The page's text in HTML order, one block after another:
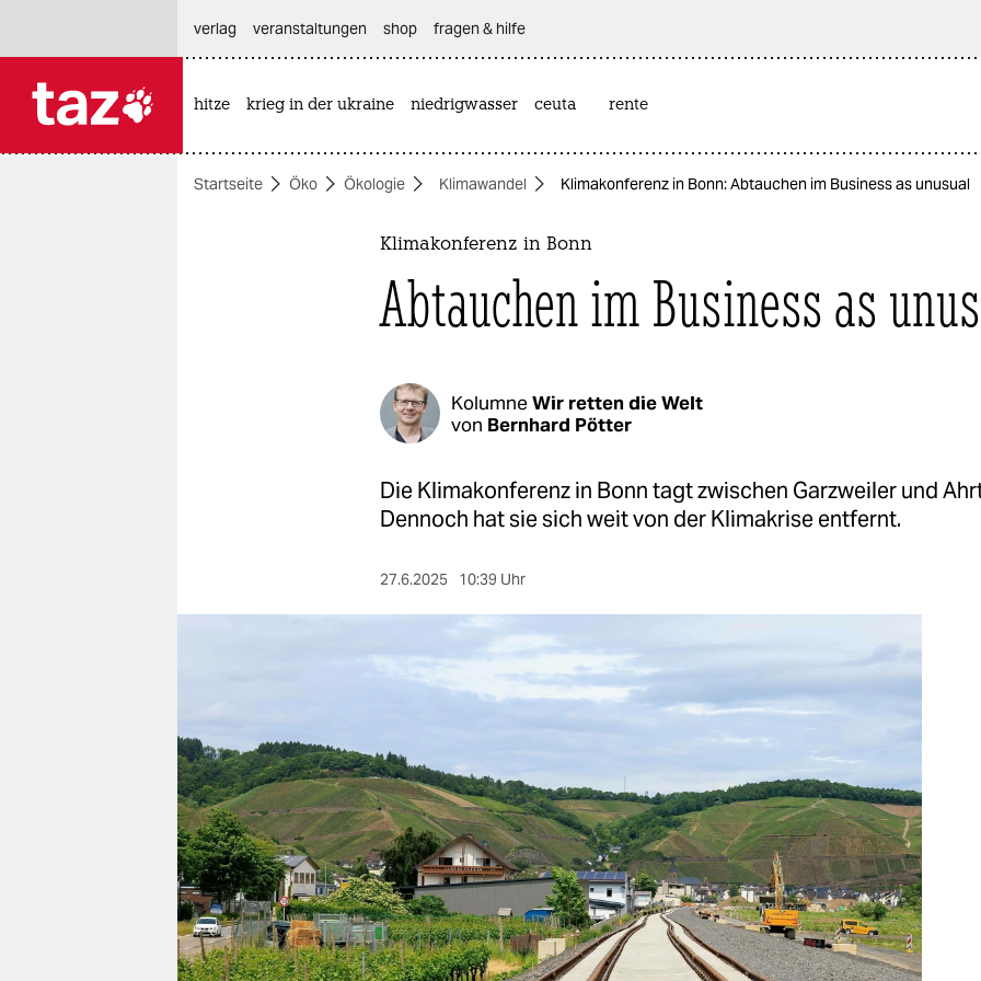
themen
shop
fragen & hilfe
unterstützen
abo
genossenschaft
verlag
veranstaltungen shop fragen & hilfe
hitze krieg in der ukraine niedrigwasser ceuta rente
Startseite Öko Ökologie Klimawandel Klimakonferenz in Bonn: Abtauchen im Business as unusual
Klimakonferenz in Bonn
Abtauchen im Business as
KolumneWir retten die Welt
von Bernhard Pötter
Die Klimakonferenz in Bonn tagt zwischen Garzweiler und
Dennoch hat sie sich weit von der Klimakrise entfernt.
27.6.2025 10:39 Uhr